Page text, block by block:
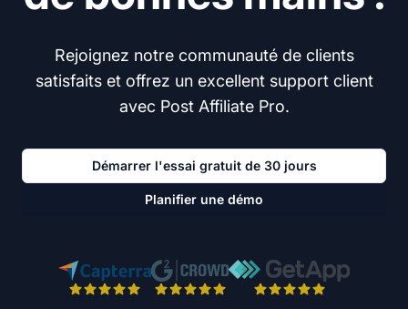
Rejoignez notre communauté de clients
satisfaits et offrez un excellent support client
avec Post Affiliate Pro.
Démarrer l'essai gratuit de 30 jours
Planifier une démo